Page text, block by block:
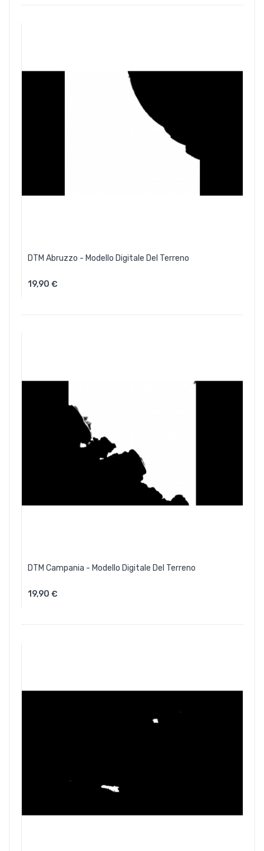
DTM Abruzzo - Modello Digitale Del Terreno
19,90 €Aggiungi Al Carrello
DTM Campania - Modello Digitale Del Terreno
19,90 €Aggiungi Al Carrello